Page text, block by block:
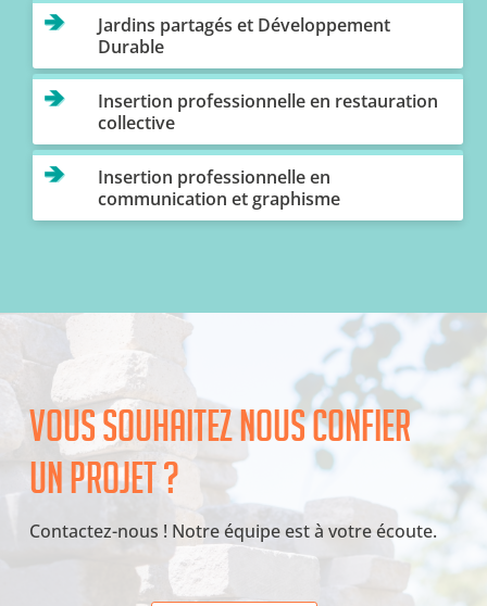
Jardins partagés et Développement
Durable
Insertion professionnelle en restauration
collective
Insertion professionnelle en
communication et graphisme
Vous souhaitez nous confier
un projet ?
Contactez-nous ! Notre équipe est à votre écoute.